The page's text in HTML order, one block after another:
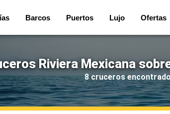
Barcos Puertos Lujo Ofertas
Riviera Mexicana
8 cruceros